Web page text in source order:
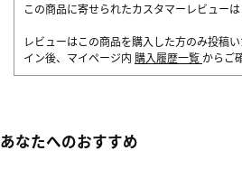
この商品に寄せられたカスタマーレビューは
レビューはこの商品を購入した方のみ投稿
イン後、マイページ内 購入履歴一覧 からご
あなたへのおすすめ